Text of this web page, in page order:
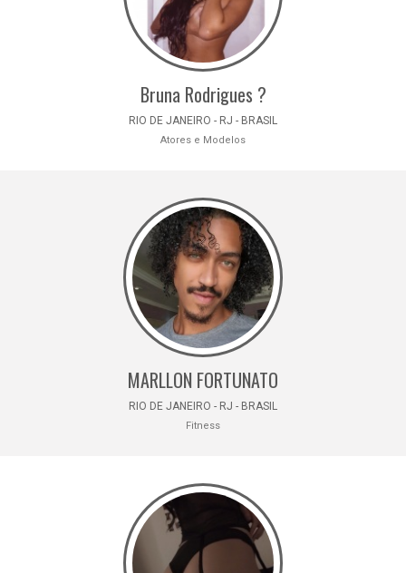
Bruna Rodrigues ?
RIO DE JANEIRO - RJ - BRASIL
Atores e Modelos
MARLLON FORTUNATO
RIO DE JANEIRO - RJ - BRASIL
Fitness